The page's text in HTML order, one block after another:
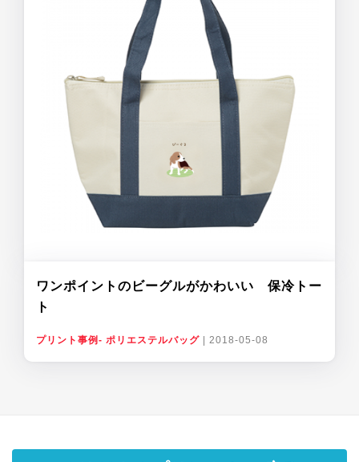
ワンポイントのビーグルがかわいい 保冷トー
ト
プリント事例- ポリエステルバッグ 2018-05-08